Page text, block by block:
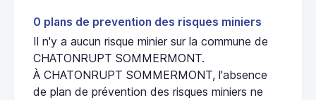
0 plans de prevention des risques miniers
Il n'y a aucun risque minier sur la commune de
CHATONRUPT SOMMERMONT.
À CHATONRUPT SOMMERMONT, l'absence
de plan de prévention des risques miniers ne